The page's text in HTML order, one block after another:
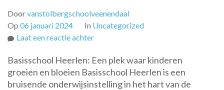
Doorvanstolbergschoolveenendaal
Op 06 januari 2024 In Uncategorized
Laat een reactie achterop
Heerlen:
Een
Bloeiende
Basisschool Heerlen: Een plek waar kinderen
groeien en bloeien Basisschool Heerlen is een
bruisende onderwijsinstelling in het hart van de